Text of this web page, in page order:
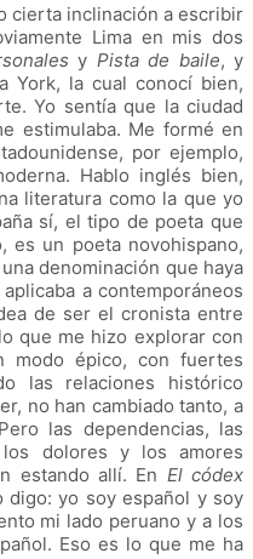
cierta inclinación a escribir
Lima en mis dos
y Pista de baile, y
York, la cual conocí bien,
Yo sentía que la ciudad
estimulaba. Me formé en
por ejemplo,
Hablo inglés bien,
literatura como la que yo
sí, el tipo de poeta que
es un poeta novohispano,
denominación que haya
a contemporáneos
de ser el cronista entre
que me hizo explorar con
modo épico, con fuertes
las relaciones histórico
no han cambiado tanto, a
las dependencias, las
los dolores y los amores
estando allí. En El códex
yo soy español y soy
mi lado peruano y a los
Eso es lo que me ha